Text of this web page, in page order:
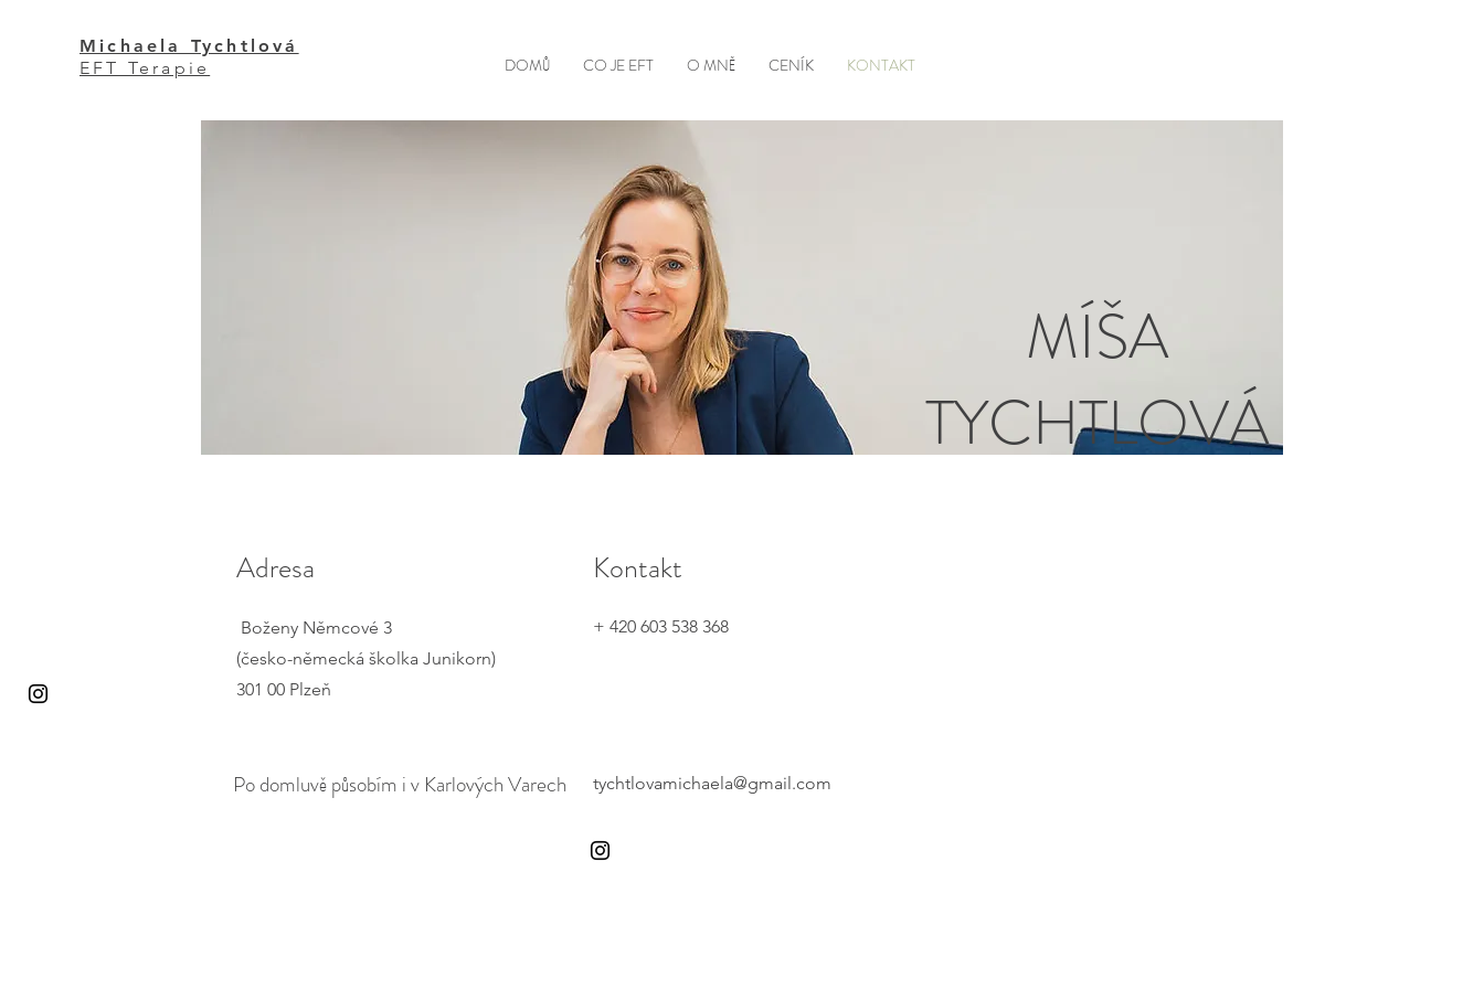
Michaela Tychtlová
EFT Terapie
DOMŮ CO JE EFT O MNĚ CENÍK KONTAKT
MÍŠA
TYCHTLOVÁ
Adresa
Boženy Němcové 3
(česko-německá školka Junikorn)
301 00 Plzeň​​
Kontakt
+ 420 603 538 368
Po domluvě působím i v Karlových Varech tychtlovamichaela@gmail.com